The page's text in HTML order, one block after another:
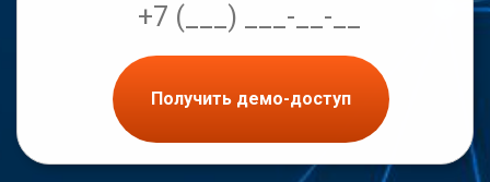
Получить демо-доступ